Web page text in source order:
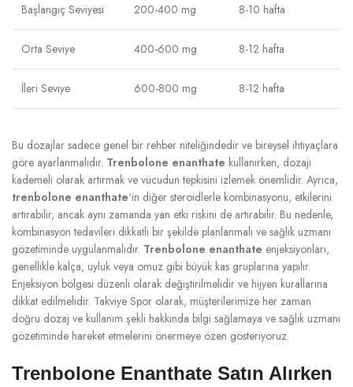
Başlangıç Seviyesi 200-400 mg 8-10 hafta
Orta Seviye 400-600 mg 8-12 hafta
İleri Seviye 600-800 mg 8-12 hafta
Bu dozajlar sadece genel bir rehber niteliğindedir ve bireysel ihtiyaçlara
göre ayarlanmalıdır. Trenbolone enanthate kullanırken, dozajı
kademeli olarak artırmak ve vücudun tepkisini izlemek önemlidir. Ayrıca,
trenbolone enanthate‘in diğer steroidlerle kombinasyonu, etkilerini
artırabilir, ancak aynı zamanda yan etki riskini de artırabilir. Bu nedenle,
kombinasyon tedavileri dikkatli bir şekilde planlanmalı ve sağlık uzmanı
gözetiminde uygulanmalıdır. Trenbolone enanthate enjeksiyonları,
genellikle kalça, uyluk veya omuz gibi büyük kas gruplarına yapılır.
Enjeksiyon bölgesi düzenli olarak değiştirilmelidir ve hijyen kurallarına
dikkat edilmelidir. Takviye Spor olarak, müşterilerimize her zaman
doğru dozaj ve kullanım şekli hakkında bilgi sağlamaya ve sağlık uzmanı
gözetiminde hareket etmelerini önermeye özen gösteriyoruz.
Trenbolone Enanthate Satın Alırken